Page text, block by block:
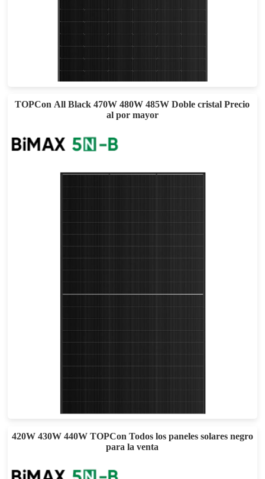
605-635W
Garantía de potencia de 30 años
TOPCon All Black 470W 480W 485W Doble cristal Precio
al por mayor
420W 430W 440W TOPCon Todos los paneles solares negro
para la venta